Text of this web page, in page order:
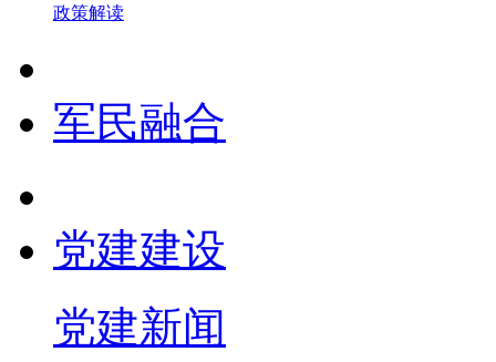
政策解读
军民融合
党建建设
党建新闻